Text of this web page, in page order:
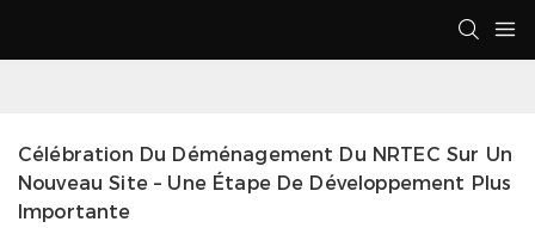
Célébration Du Déménagement Du NRTEC Sur Un
Nouveau Site – Une Étape De Développement Plus
Importante